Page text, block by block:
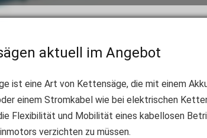
aktuell im Angebot
ist eine Art von Kettensäge, die mit einem
einem Stromkabel wie bei elektrischen
Flexibilität und Mobilität eines kabellosen
verzichten zu müssen.